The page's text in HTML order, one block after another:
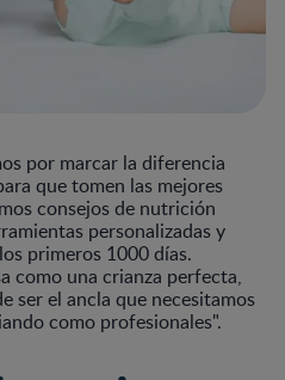
por marcar la diferencia
que tomen las mejores
consejos de nutrición
personalizadas y
primeros 1000 días.
como una crianza perfecta,
ser el ancla que necesitamos
como profesionales".